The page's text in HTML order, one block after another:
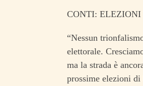
CONTI: ELEZIONI
“Nessun
elettorale.
ma la strada è
prossime elezioni di